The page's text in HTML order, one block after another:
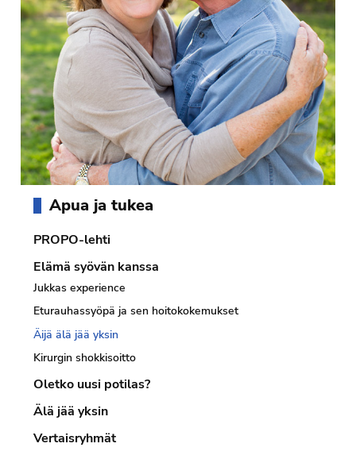
Ensisijainen
sivupalkki
Apua ja tukea
PROPO-lehti
Elämä syövän kanssa
Jukkas experience
Eturauhassyöpä ja sen hoitokokemukset
Äijä älä jää yksin
Kirurgin shokkisoitto
Oletko uusi potilas?
Älä jää yksin
Vertaisryhmät